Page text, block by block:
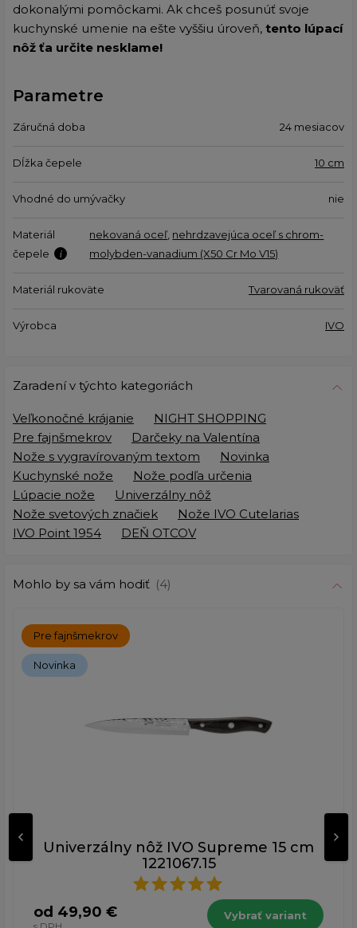
dokonalými pomôckami. Ak chceš posunúť svoje
kuchynské umenie na ešte vyššiu úroveň, tento lúpací
nôž ťa určite nesklame!
Parametre
Záručná doba 24 mesiacov
Dĺžka čepele 10 cm
Vhodné do umývačky nie
Materiál
čepele
nekovaná oceľ nehrdzavejúca oceľ s chrom-
molybden-vanadium (X50 Cr Mo V15)
Materiál rukoväte Tvarovaná rukoväť
Výrobca IVO
Zaradení v týchto kategoriách
Veľkonočné krájanie
NIGHT SHOPPING
Pre fajnšmekrov
Darčeky na Valentína
Nože s vygravírovaným textom
Novinka
Kuchynské nože
Nože podľa určenia
Lúpacie nože
Univerzálny nôž
Nože svetových značiek
Nože IVO Cutelarias
IVO Point 1954
DEŇ OTCOV
Mohlo by sa vám hodiť (4)
Pre fajnšmekrov
Novinka
Univerzálny nôž IVO Supreme 15 cm
1221067.15
od 49,90 € Vybrať variant